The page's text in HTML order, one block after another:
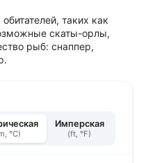
таких как
скаты-орлы,
рыб: снаппер,
°C)
Имперская
(ft, °F)